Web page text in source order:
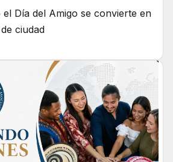
el Día del Amigo se convierte en
ciudad